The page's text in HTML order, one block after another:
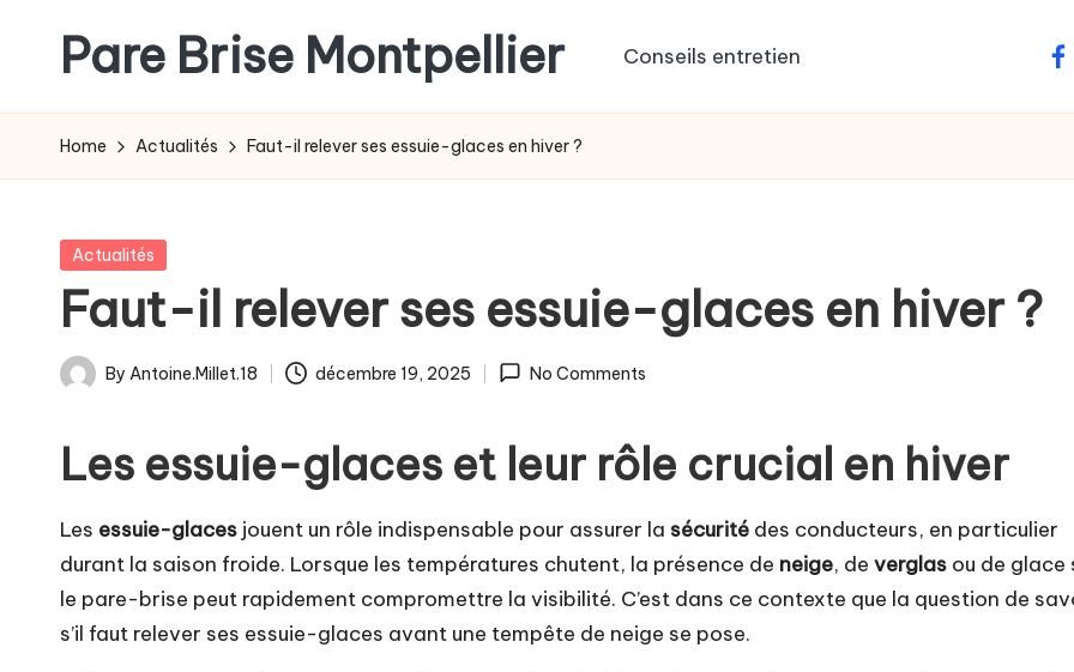
content
Pare Brise Montpellier Conseils entretien
Home Actualités Faut-il relever ses essuie-glaces en hiver ?
Posted
Actualités
Faut-il relever ses essuie-glaces en hiver ?
Posted
By Antoine.Millet.18 décembre 19, 2025 No Comments
Les essuie-glaces et leur rôle crucial en hiver
Les essuie-glaces jouent un rôle indispensable pour assurer la sécurité des conducteurs, en particulier
durant la saison froide. Lorsque les températures chutent, la présence de neige, de verglas ou de glace
le pare-brise peut rapidement compromettre la visibilité. C’est dans ce contexte que la question de
s’il faut relever ses essuie-glaces avant une tempête de neige se pose.